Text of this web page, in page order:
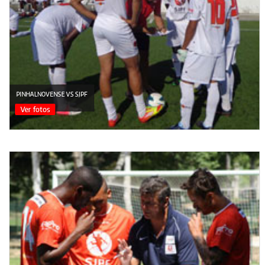
PINHALNOVENSE VS SJPF
Ver fotos